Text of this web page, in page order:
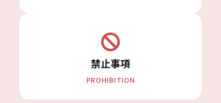
禁止事項
PROHIBITION